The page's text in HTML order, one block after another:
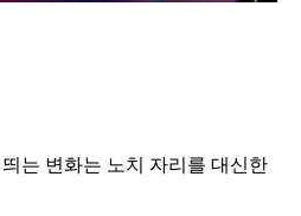
는 변화는 노치 자리를 대신한